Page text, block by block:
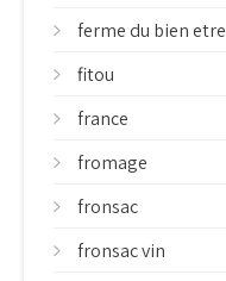
ferme du bien etre
fitou
france
fromage
fronsac
fronsac vin